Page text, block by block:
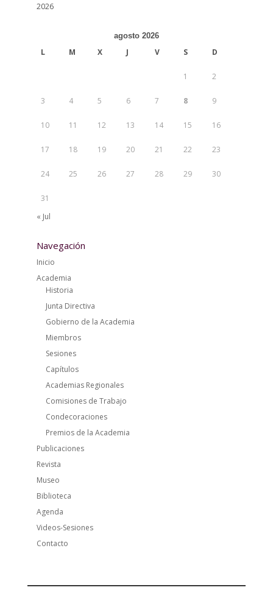
2026
agosto 2026
L M X J V S D
1 2
3 4 5 6 7 8 9
10 11 12 13 14 15 16
17 18 19 20 21 22 23
24 25 26 27 28 29 30
31
« Jul
Navegación
Inicio
Academia
Historia
Junta Directiva
Gobierno de la Academia
Miembros
Sesiones
Capítulos
Academias Regionales
Comisiones de Trabajo
Condecoraciones
Premios de la Academia
Publicaciones
Revista
Museo
Biblioteca
Agenda
Videos-Sesiones
Contacto